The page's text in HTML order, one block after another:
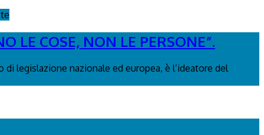
LE COSE, NON LE PERSONE”.
legislazione nazionale ed europea, è l’ideatore del